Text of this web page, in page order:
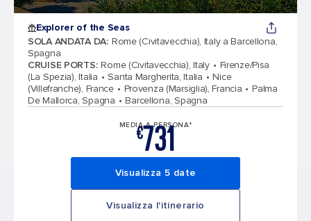
Explorer of the Seas
SOLA ANDATA DA: Rome (Civitavecchia), Italy a Barcellona,
Spagna
CRUISE PORTS: Rome (Civitavecchia), Italy
Firenze/Pisa
(La Spezia), Italia
Santa Margherita, Italia
Nice
(Villefranche), France
Provenza (Marsiglia), Francia
Palma
De Mallorca, Spagna
Barcellona, Spagna
MEDIA A PERSONA*
€731
Visualizza 5 date
Visualizza l'itinerario